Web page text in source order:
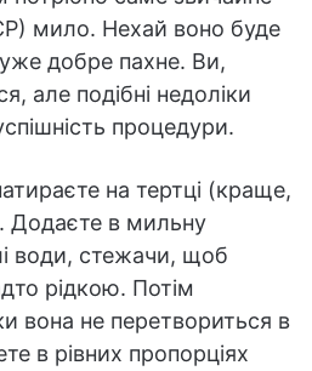
мило. Нехай воно буде
добре пахне. Ви,
але подібні недоліки
процедури.
на тертці (краще,
Додаєте в мильну
води, стежачи, щоб
рідкою. Потім
вона не перетвориться в
в рівних пропорціях